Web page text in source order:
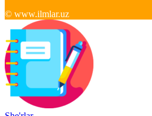
© www.ilmlar.uz